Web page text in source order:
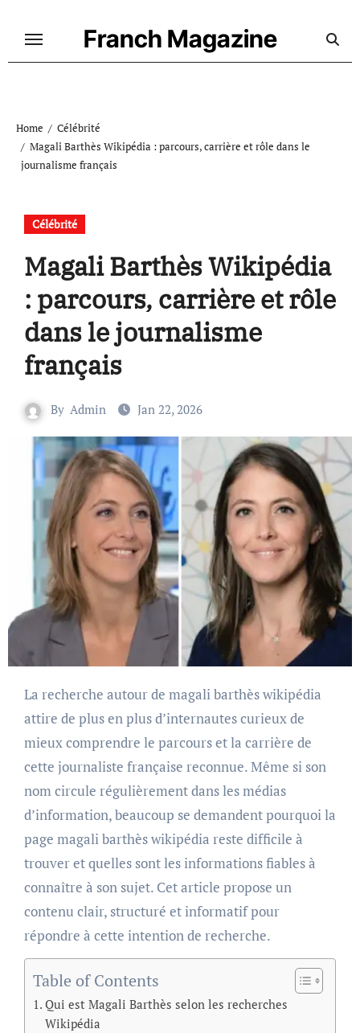
Franch Magazine
Home
Célébrité
Magali Barthès Wikipédia : parcours, carrière et rôle dans le
journalisme français
Célébrité
Magali Barthès Wikipédia
: parcours, carrière et rôle
dans le journalisme
français
By Admin Jan 22, 2026
La recherche autour de magali barthès wikipédia
attire de plus en plus d’internautes curieux de
mieux comprendre le parcours et la carrière de
cette journaliste française reconnue. Même si son
nom circule régulièrement dans les médias
d’information, beaucoup se demandent pourquoi la
page magali barthès wikipédia reste difficile à
trouver et quelles sont les informations fiables à
connaître à son sujet. Cet article propose un
contenu clair, structuré et informatif pour
répondre à cette intention de recherche.
Table of Contents
Qui est Magali Barthès selon les recherches
Wikipédia